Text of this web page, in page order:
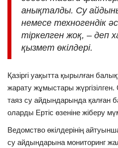
анықталды. Су
немесе техногендік
тіркелген жоқ, – деп
қызмет өкілдері.
Қазіргі уақытта қырылған
жарату жұмыстары
таяз су айдындарында қалған
оларды Ертіс өзеніне жіберу
Ведомство өкілдерінің
су айдындарына мониторинг